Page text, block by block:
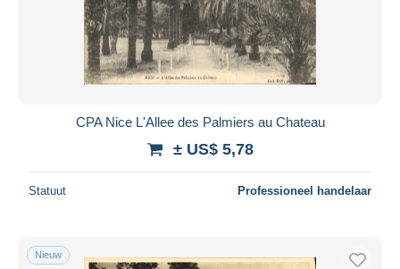
CPA Nice L'Allee des Palmiers au Chateau
± US$ 5,78
Statuut Professioneel handelaar
Nieuw